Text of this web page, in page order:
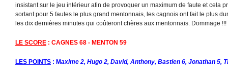
insistant sur le jeu intérieur afin de provoquer un maximum de faute et cela
sortant pour 5 fautes le plus grand mentonnais, les cagnois ont fait le plus
les dix dernières minutes qui coûteront chères aux mentonnais. Dommage !!!
LE SCORE : CAGNES 68 - MENTON 59
LES POINTS : Maxime 2, Hugo 2, David, Anthony, Bastien 6, Jonathan 5,